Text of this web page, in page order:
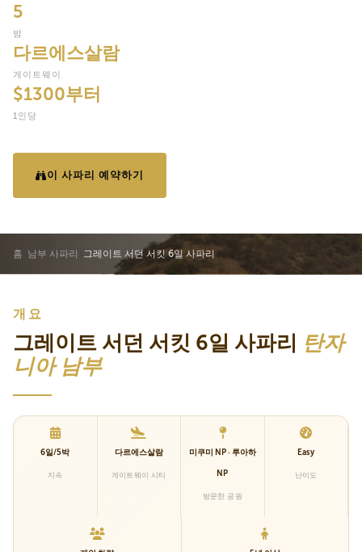
5
밤
다르에스살람
게이트웨이
$1300부터
1인당
이 사파리 예약하기
홈 남부 사파리 그레이트 서던 서킷 6일 사파리
개요
그레이트 서던 서킷 6일 사파리 탄자
니아 남부
6일/5박
지속
다르에스살람
게이트웨이 시티
미쿠미 NP · 루아하
NP
방문한 공원
Easy
난이도